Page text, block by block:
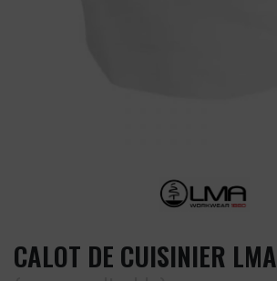
CALOT DE CUISINIER LMA